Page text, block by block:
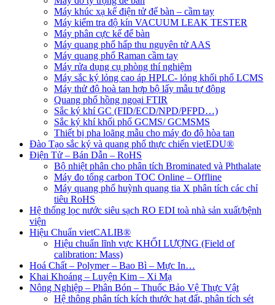
Máy khúc xạ kế điện tử để bàn – cầm tay
Máy kiểm tra độ kín VACUUM LEAK TESTER
Máy phân cực kế để bàn
Máy quang phổ hấp thu nguyên tử AAS
Máy quang phổ Raman cầm tay
Máy rửa dụng cụ phòng thí nghiệm
Máy sắc ký lỏng cao áp HPLC- lỏng khối phổ LCMS
Máy thử độ hoà tan hợp bộ lấy mẫu tự động
Quang phổ hồng ngoại FTIR
Sắc ký khí GC (FID/ECD/NPD/PFPD…)
Sắc ký khí khối phổ GCMS/ GCMSMS
Thiết bị pha loãng mẫu cho máy đo độ hòa tan
Đào Tạo sắc ký và quang phổ thực chiến vietEDU®
Điện Tử – Bán Dẫn – RoHS
Bộ nhiệt phân cho phân tích Brominated và Phthalate
Máy đo tổng carbon TOC Online – Offline
Máy quang phổ huỳnh quang tia X phân tích các chỉ
tiêu RoHS
Hệ thống lọc nước siêu sạch RO EDI​​ toà nhà sản xuất/bệnh
viện
Hiệu Chuẩn vietCALIB®
Hiệu chuẩn lĩnh vực KHỐI LƯỢNG (Field of
calibration: Mass)
Hoá Chất – Polymer – Bao Bì – Mực In…
Khai Khoáng – Luyện Kim – Xi Mạ
Nông Nghiệp – Phân Bón – Thuốc Bảo Vệ Thực Vật
Hệ thông phân tích kích thước hạt đất, phân tích sét